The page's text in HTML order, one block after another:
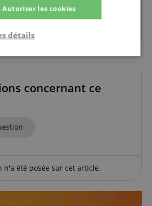
concernant ce
n'a été posée sur cet article.
Autoriser les cookies
détails
Performance Ciblage
Ciblage
Fonctionnalité